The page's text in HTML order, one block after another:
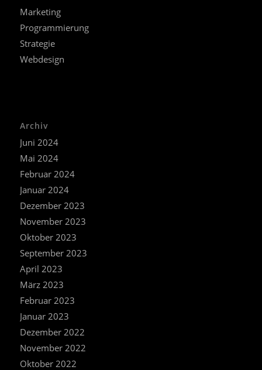
Marketing
Programmierung
Strategie
Webdesign
Archiv
Juni 2024
Mai 2024
Februar 2024
Januar 2024
Dezember 2023
November 2023
Oktober 2023
September 2023
April 2023
März 2023
Februar 2023
Januar 2023
Dezember 2022
November 2022
Oktober 2022